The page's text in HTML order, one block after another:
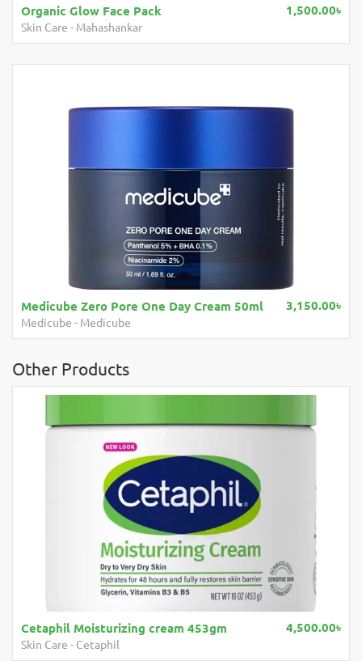
1,500.00৳
3,150.00৳
May Fair Sun Cream SPF 50 (100 ml)
Skin Care
Mahashankar Hair Oil 200 ML
Hair Care
Other Products
4,500.00৳
Cetaphil Moisturizing cream 453gm
Skin Care - Cetaphil